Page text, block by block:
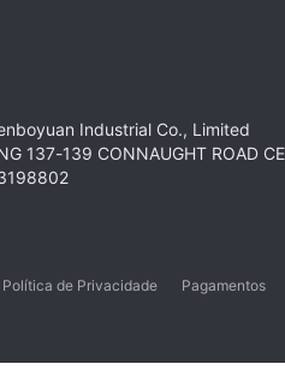
Industrial Co., Limited
137-139 CONNAUGHT ROAD
Política de Privacidade Pagamentos